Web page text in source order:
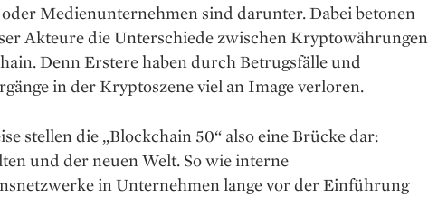
Medienunternehmen sind darunter. Dabei betonen
Akteure die Unterschiede zwischen Krypto­währungen
Denn Erstere haben durch Betrugsfälle und
in der Kryptoszene viel an Image verloren.
stellen die „Blockchain 50“ also eine Brücke dar:
und der neuen Welt. So wie interne
in Unternehmen lange vor der Einführung